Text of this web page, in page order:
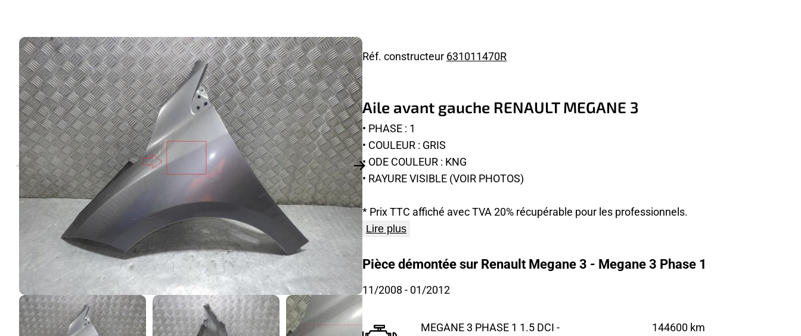
Réf. constructeur 631011470R
Aile avant gauche RENAULT MEGANE 3
• PHASE : 1
• COULEUR : GRIS
• ODE COULEUR : KNG
• RAYURE VISIBLE (VOIR PHOTOS)
* Prix TTC affiché avec TVA 20% récupérable pour les professionnels.
Lire plus
Pièce démontée sur Renault Megane 3 - Megane 3 Phase 1
11/2008 - 01/2012
MEGANE 3 PHASE 1 1.5 DCI -
144600 km